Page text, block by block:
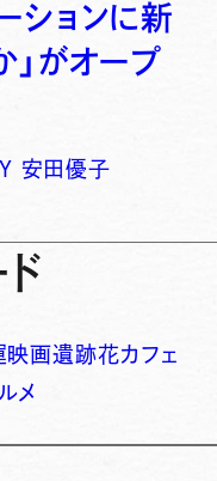
ションに新
」がオープ
安田優子
映画遺跡花カフェ
メ